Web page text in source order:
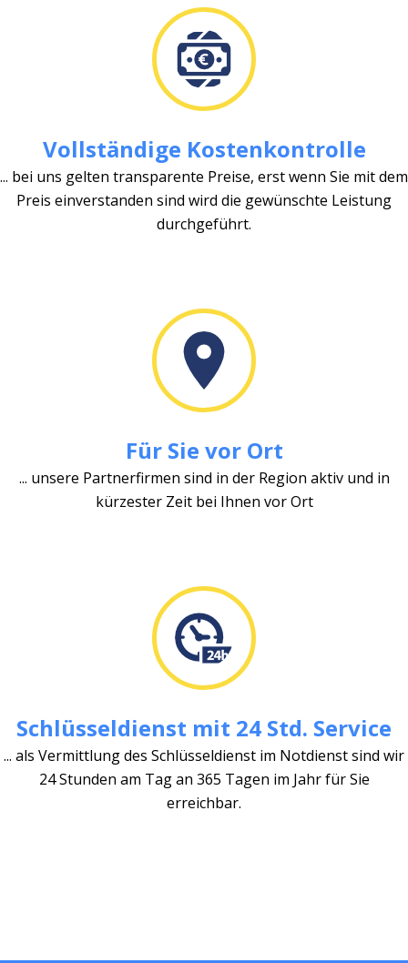
Vollständige Kostenkontrolle
... bei uns gelten transparente Preise, erst wenn Sie mit dem
Preis einverstanden sind wird die gewünschte Leistung
durchgeführt.
Für Sie vor Ort
... unsere Partnerfirmen sind in der Region aktiv und in
kürzester Zeit bei Ihnen vor Ort
Schlüsseldienst mit 24 Std. Service
... als Vermittlung des Schlüsseldienst im Notdienst sind wir
24 Stunden am Tag an 365 Tagen im Jahr für Sie
erreichbar.